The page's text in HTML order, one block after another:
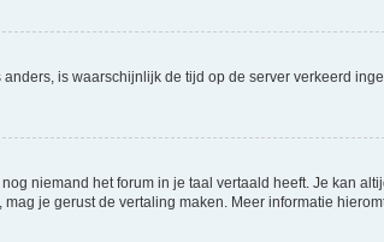
is waarschijnlijk de tijd op de server verkeerd
niemand het forum in je taal vertaald heeft. Je kan
je gerust de vertaling maken. Meer informatie